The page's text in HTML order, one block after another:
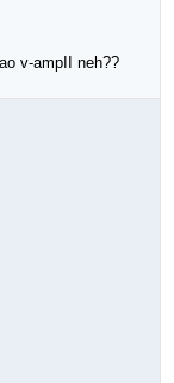
v-ampII neh??